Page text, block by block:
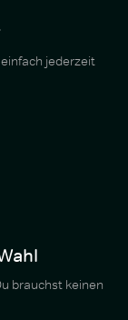
jederzeit
brauchst keinen